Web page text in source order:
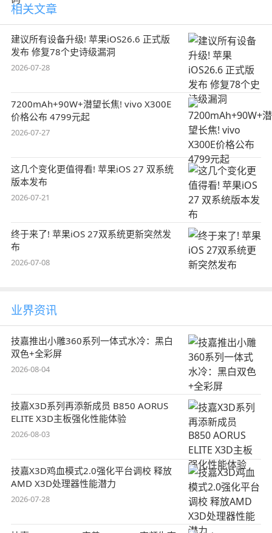
相关文章
建议所有设备升级! 苹果iOS26.6 正式版
发布 修复78个史诗级漏洞
2026-07-28
7200mAh+90W+潜望长焦! vivo X300E
价格公布 4799元起
2026-07-27
这几个变化更值得看! 苹果iOS 27 双系统
版本发布
2026-07-21
终于来了! 苹果iOS 27双系统更新突然发
布
2026-07-08
业界资讯
技嘉推出小雕360系列一体式水冷：黑白
双色+全彩屏
2026-08-04
技嘉X3D系列再添新成员 B850 AORUS
ELITE X3D主板强化性能体验
2026-08-03
技嘉X3D鸡血模式2.0强化平台调校 释放
AMD X3D处理器性能潜力
2026-07-28